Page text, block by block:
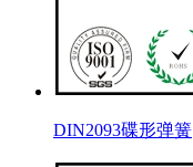
DIN2093碟形弹簧